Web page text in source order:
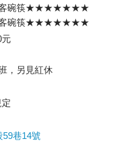
碗筷★★★★★★★
碗筷★★★★★★★
，另見紅休
巷14號